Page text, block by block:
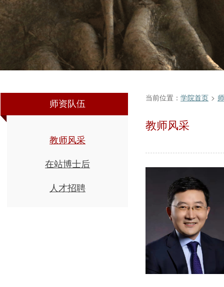
师资队伍
教师风采
在站博士后
人才招聘
当前位置： 学院首页 >
教师风采